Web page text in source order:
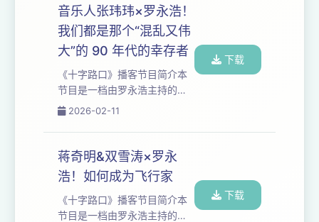
与⼈⽂领域，讲述个体命运故
事，探讨时代发展趋势。 本期
介绍本期节目是《罗永浩的十
字路口》和《不开玩笑》联名
款现场。 在这个《罗永浩的十
字路口》第二十期（乱斗篇）
孙书恒、刘仁铖这几位朋友，
打着讨论“折腾”这个严肃话题的
幌子，进行了数小时的互相...
音乐人张玮玮×罗永浩！
我们都是那个“混乱又伟
大”的 90 年代的幸存者
《十字路口》播客节目简介本
节⽬是⼀档由罗永浩主持的深
度播客类节⽬，每集长达三到
的⼈物展开对话，聚焦于科技
与⼈⽂领域，讲述个体命运故
事，探讨时代发展趋势。 本期
嘉宾：张玮玮如果你曾以为
《米店》就是张玮玮的全部，
那你可能误读了他，也误读了
2026-02-11
下载
蒋奇明&双雪涛×罗永
浩！如何成为飞行家
《十字路口》播客节目简介本
节⽬是⼀档由罗永浩主持的深
下载